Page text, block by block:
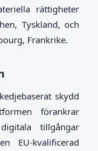
rättigheter
Tyskland, och
Frankrike.
skydd
förankrar
tillgångar
EU-kvalificerad